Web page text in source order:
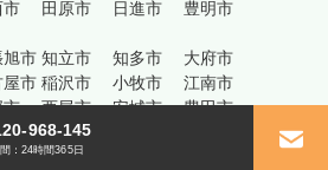
市 田原市 日進市 豊明市
旭市 知立市 知多市
大府市
屋市 稲沢市 小牧市
江南市
市 西尾市 安城市
豊田市
市 豊川市
瀬戸市
968-145
：24時間365日